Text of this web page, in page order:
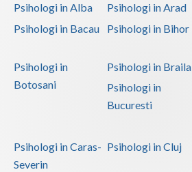
Psihologi in Alba Psihologi in Arad
Psihologi in Bacau
Psihologi in Bihor
Psihologi in
Botosani
Psihologi in Braila
Psihologi in
Bucuresti
Psihologi in Caras-
Severin
Psihologi in Cluj